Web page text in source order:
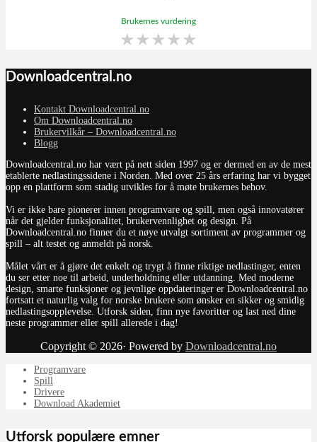
Brukernes vurdering
★★★★★
Downloadcentral.no
Kontakt Downloadcentral.no
Om Downloadcentral.no
Brukervilkår – Downloadcentral.no
Blogg
Downloadcentral.no har vært på nett siden 1997 og er dermed en av de mest
etablerte nedlastingssidene i Norden. Med over 25 års erfaring har vi bygget
opp en plattform som stadig utvikles for å møte brukernes behov.
Vi er ikke bare pionerer innen programvare og spill, men også innovatører
når det gjelder funksjonalitet, brukervennlighet og design. På
Downloadcentral.no finner du et nøye utvalgt sortiment av programmer og
spill – alt testet og anmeldt på norsk.
Målet vårt er å gjøre det enkelt og trygt å finne riktige nedlastinger, enten
du ser etter noe til arbeid, underholdning eller utdanning. Med moderne
design, smarte funksjoner og jevnlige oppdateringer er Downloadcentral.no
fortsatt et naturlig valg for norske brukere som ønsker en sikker og smidig
nedlastingsopplevelse. Utforsk siden, finn nye favoritter og last ned dine
neste programmer eller spill allerede i dag!
Copyright © 2026· Powered by Downloadcentral.no
Programvare
Spill
Drivere
Download Akademiet
Utforsk populære emner